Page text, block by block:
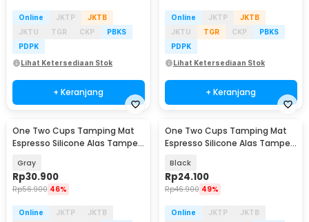
Online JKTP
JKTB
JKTU
TGR CKP
PBKS
PDPK
Lihat Ketersediaan Stok
+ Keranjang
Online JKTP
JKTB
JKTU
TGR CKP
PBKS
PDPK
Lihat Ketersediaan Stok
+ Keranjang
One Two Cups Tamping Mat
Espresso Silicone Alas Tamper
Gray
Rp30.900
Rp56.900 46%
Online JKTP
JKTB
One Two Cups Tamping Mat
Espresso Silicone Alas Tamper
Black
Rp24.100
Rp46.900 49%
Online JKTP
JKTB